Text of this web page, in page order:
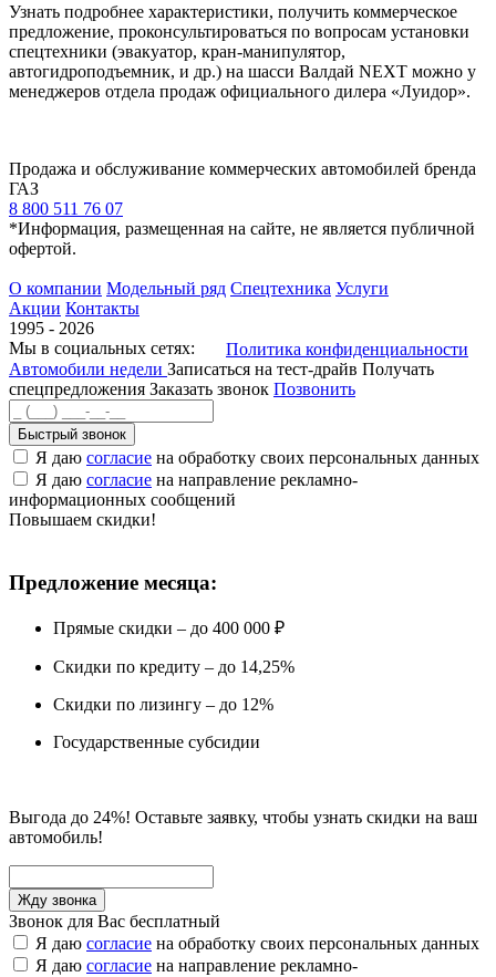
Узнать подробнее характеристики, получить коммерческое
предложение, проконсультироваться по вопросам установки
спецтехники (эвакуатор, кран-манипулятор,
автогидроподъемник, и др.) на шасси Валдай NEXT можно у
менеджеров отдела продаж официального дилера «Луидор».
Продажа и обслуживание коммерческих автомобилей бренда
ГАЗ
8 800 511 76 07
*Информация, размещенная на сайте, не является публичной
офертой.
О компании Модельный ряд Спецтехника Услуги
Акции Контакты
1995 - 2026
Мы в социальных сетях:
Политика конфиденциальности
Автомобили недели Записаться на тест-драйв Получать
спецпредложения Заказать звонок Позвонить
Быстрый звонок
Я даю согласие на обработку своих персональных данных
Я даю согласие на направление рекламно-
информационных сообщений
Повышаем скидки!
Предложение месяца:
Прямые скидки – до 400 000 ₽
Скидки по кредиту – до 14,25%
Скидки по лизингу – до 12%
Государственные субсидии
Выгода до 24%! Оставьте заявку, чтобы узнать скидки на ваш
автомобиль!
Звонок для Вас бесплатный
Я даю согласие на обработку своих персональных данных
Я даю согласие на направление рекламно-